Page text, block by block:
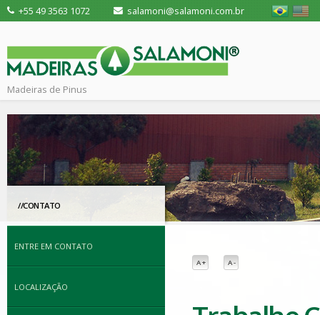
+55 49 3563 1072 salamoni@salamoni.com.br
Madeiras de Pinus
//CONTATO
ENTRE EM CONTATO
LOCALIZAÇÃO
A + A -